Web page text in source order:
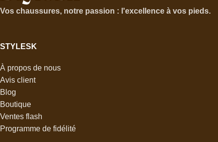
Vos chaussures, notre passion : l'excellence à vos pieds.
STYLESK
À propos de nous
Avis client
Blog
Boutique
Ventes flash
Programme de fidélité